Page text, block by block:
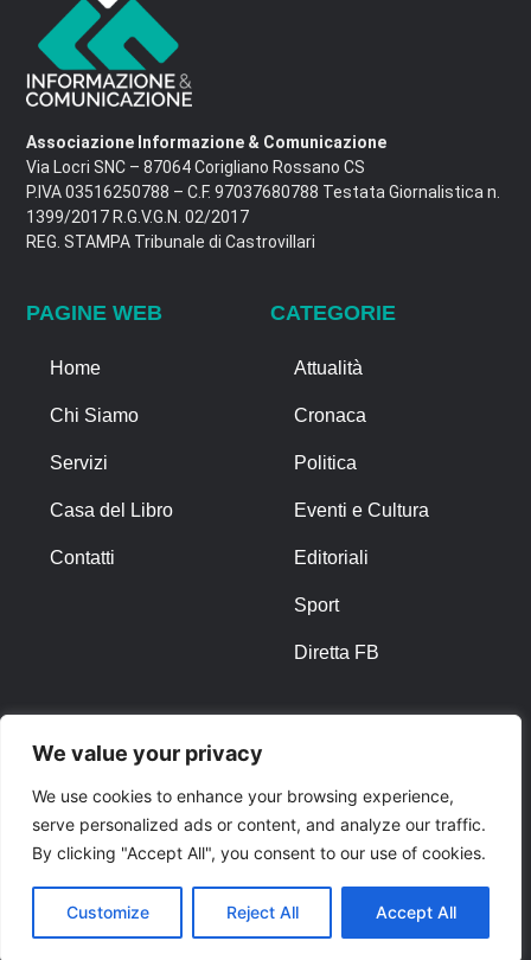
We value your privacy
We use cookies to enhance your browsing experience,
serve personalized ads or content, and analyze our traffic.
By clicking "Accept All", you consent to our use of cookies.
Customize Reject All Accept All
Associazione Informazione & Comunicazione
Via Locri SNC – 87064 Corigliano Rossano CS
P.IVA 03516250788 – C.F. 97037680788 Testata Giornalistica n.
1399/2017 R.G.V.G.N. 02/2017
REG. STAMPA Tribunale di Castrovillari
PAGINE WEB
Home
Chi Siamo
Servizi
Casa del Libro
Contatti
CATEGORIE
Attualità
Cronaca
Politica
Eventi e Cultura
Editoriali
Sport
Diretta FB
Privacy Policy